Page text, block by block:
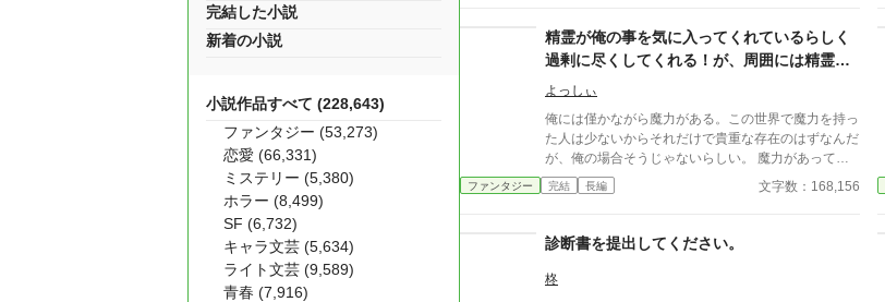
精霊が俺の事を気に入ってくれているらしく
過剰に尽くしてくれる！が、周囲には精霊が
見えず俺の評価はよろしくない
よっしぃ
俺には僅かながら魔力がある。この世界で魔力を持っ
た人は少ないからそれだけで貴重な存在のはずなんだ
が、俺の場合そうじゃないらしい。 魔力があっても
普通の魔法が使えない俺。 そんな俺が唯一使える魔
法・・・・そんなのねーよ！ 因みに俺の周囲には何
るのは実はスキルなんだが、召喚した精霊をその場に
留め使役するには魔力が必要だが、俺にスキルはない
ぞ。 極稀にスキルを所持している冒険者がいるが、
ファンタジー 完結 長編 文字数：168,156
診断書を提出してください。
柊
完結した小説
新着の小説
小説作品すべて (228,643)
ファンタジー (53,273)
恋愛 (66,331)
ミステリー (5,380)
ホラー (8,499)
SF (6,732)
キャラ文芸 (5,634)
ライト文芸 (9,589)
青春 (7,916)